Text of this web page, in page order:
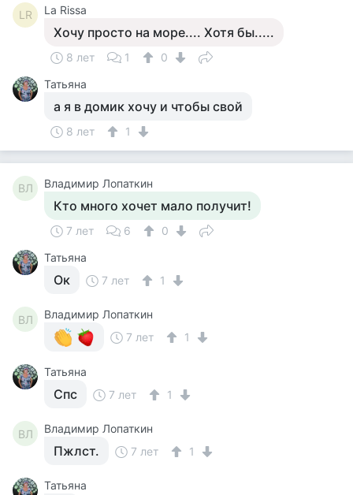
LR La Rissa
Хочу просто на море.... Хотя бы.....
8 лет 1
0
Татьяна
а я в домик хочу и чтобы свой
8 лет 1
ВЛ Владимир Лопаткин
Кто много хочет мало получит!
7 лет 6
0
Татьяна
Ок 7 лет 1
ВЛ
Владимир Лопаткин
7 лет
1
Татьяна
Спс 7 лет 1
ВЛ Владимир Лопаткин
Пжлст. 7 лет 1
Татьяна